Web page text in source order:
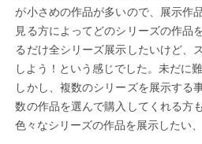
が小さめの作品が多いので、展示作
見る方によってどのシリーズの作品
るだけ全シリーズ展示したいけど、
しよう！という感じでした。未だに
しかし、複数のシリーズを展示する
数の作品を選んで購入してくれる方
色々なシリーズの作品を展示したい